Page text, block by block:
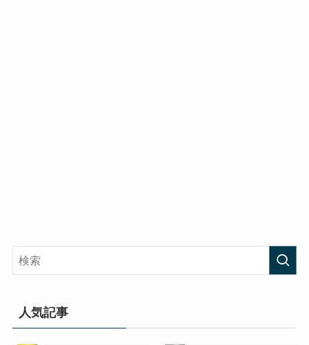
人気記事